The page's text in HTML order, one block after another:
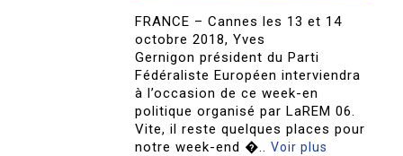
FRANCE – Cannes les 13 et 14
octobre 2018, Yves
Gernigon président du Parti
Fédéraliste Européen interviendra
à l’occasion de ce week-en
politique organisé par LaREM 06.
Vite, il reste quelques places pour
notre week-end �..Voir plus